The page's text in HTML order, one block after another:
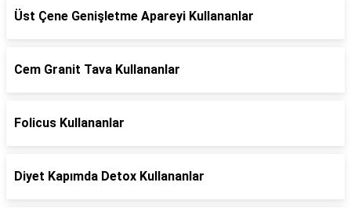
Üst Çene Genişletme Apareyi Kullananlar
Cem Granit Tava Kullananlar
Folicus Kullananlar
Diyet Kapımda Detox Kullananlar